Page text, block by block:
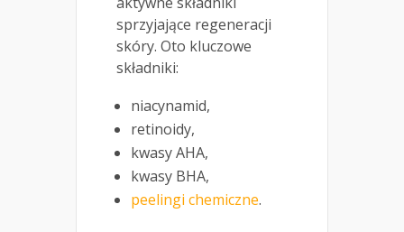
sprzyjające regeneracji
skóry. Oto kluczowe
składniki:
niacynamid,
retinoidy,
kwasy AHA,
kwasy BHA,
peelingi chemiczne.